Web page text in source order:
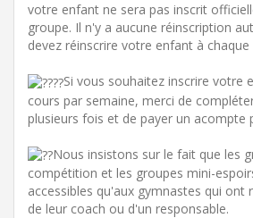
votre enfant ne sera pas inscrit
groupe. Il n'y a aucune réinscription
devez réinscrire votre enfant à chaque
Si vous souhaitez inscrire votre
cours par semaine, merci de
plusieurs fois et de payer un acompte
Nous insistons sur le fait que les
compétition et les groupes mini-
accessibles qu'aux gymnastes qui ont
de leur coach ou d'un responsable.